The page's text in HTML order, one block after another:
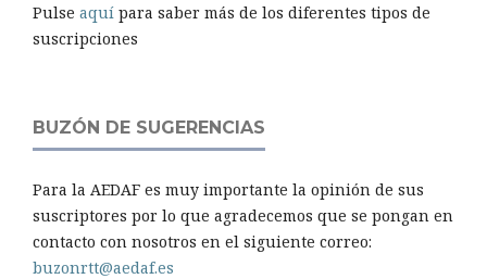
Pulse aquí para saber más de los diferentes tipos de
suscripciones
BUZÓN DE SUGERENCIAS
Para la AEDAF es muy importante la opinión de sus
suscriptores por lo que agradecemos que se pongan en
contacto con nosotros en el siguiente correo:
buzonrtt@aedaf.es